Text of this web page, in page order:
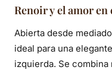
Renoir y el amor en
Abierta desde
ideal para una
izquierda. Se